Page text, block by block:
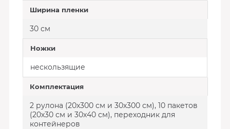
Ширина пленки
30 см
Ножки
нескользящие
Комплектация
2 рулона (20х300 см и 30х300 см), 10 пакетов
(20х30 см и 30х40 см), переходник для
контейнеров